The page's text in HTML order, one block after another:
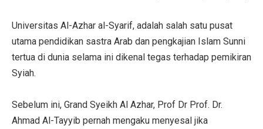
Universitas Al-Azhar al-Syarif, adalah salah satu pusat
utama pendidikan sastra Arab dan pengkajian Islam Sunni
tertua di dunia selama ini dikenal tegas terhadap pemikiran
Syiah.
Sebelum ini, Grand Syeikh Al Azhar, Prof Dr Prof. Dr.
Ahmad Al-Tayyib pernah mengaku menyesal jika